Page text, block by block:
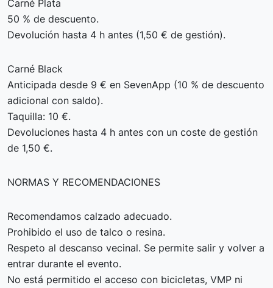
Carné Plata
50 % de descuento.
Devolución hasta 4 h antes (1,50 € de gestión).
Carné Black
Anticipada desde 9 € en SevenApp (10 % de descuento
adicional con saldo).
Taquilla: 10 €.
Devoluciones hasta 4 h antes con un coste de gestión
de 1,50 €.
NORMAS Y RECOMENDACIONES
Recomendamos calzado adecuado.
Prohibido el uso de talco o resina.
Respeto al descanso vecinal. Se permite salir y volver a
entrar durante el evento.
No está permitido el acceso con bicicletas, VMP ni